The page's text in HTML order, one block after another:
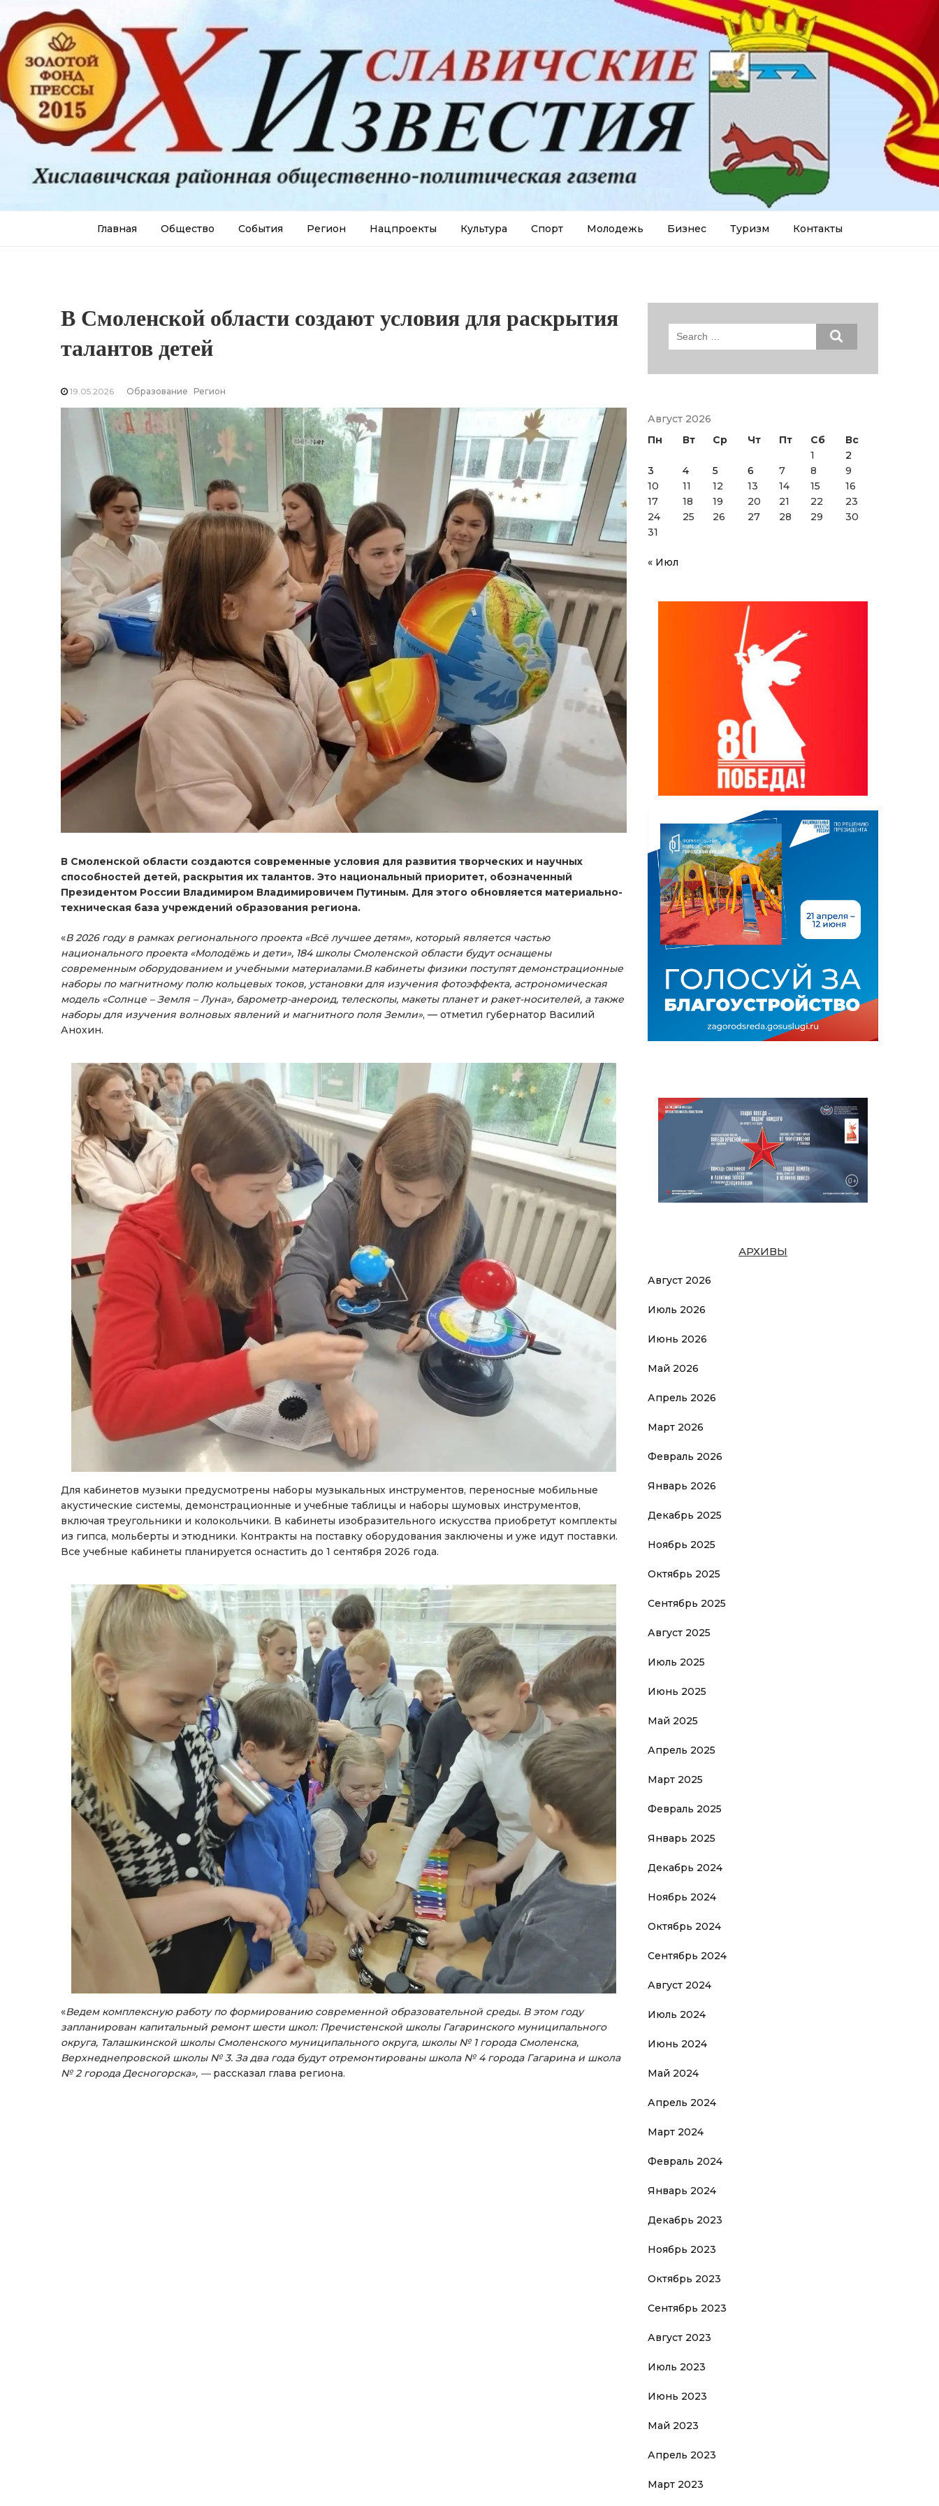
Главная Общество События Регион Нацпроекты Культура Спорт Молодежь Бизнес Туризм Контакты
В Смоленской области создают условия для раскрытия
талантов детей
19.05.2026 Образование Регион
В Смоленской области создаются современные условия для развития творческих и научных
способностей детей, раскрытия их талантов. Это национальный приоритет, обозначенный
Президентом России Владимиром Владимировичем Путиным. Для этого обновляется материально-
техническая база учреждений образования региона.
«В 2026 году в рамках регионального проекта «Всё лучшее детям», который является частью
национального проекта «Молодёжь и дети», 184 школы Смоленской области будут оснащены
современным оборудованием и учебными материалами.В кабинеты физики поступят демонстрационные
наборы по магнитному полю кольцевых токов, установки для изучения фотоэффекта, астрономическая
модель «Солнце – Земля – Луна», барометр-анероид, телескопы, макеты планет и ракет-носителей, а также
наборы для изучения волновых явлений и магнитного поля Земли», — отметил губернатор Василий
Анохин.
Для кабинетов музыки предусмотрены наборы музыкальных инструментов, переносные мобильные
акустические системы, демонстрационные и учебные таблицы и наборы шумовых инструментов,
включая треугольники и колокольчики. В кабинеты изобразительного искусства приобретут комплекты
из гипса, мольберты и этюдники. Контракты на поставку оборудования заключены и уже идут поставки.
Все учебные кабинеты планируется оснастить до 1 сентября 2026 года.
«Ведем комплексную работу по формированию современной образовательной среды. В этом году
запланирован капитальный ремонт шести школ: Пречистенской школы Гагаринского муниципального
округа, Талашкинской школы Смоленского муниципального округа, школы № 1 города Смоленска,
Верхнеднепровской школы № 3. За два года будут отремонтированы школа № 4 города Гагарина и школа
№ 2 города Десногорска», — рассказал глава региона.
Search
Август 2026
Пн
Вт Ср Чт Пт Сб
Вс
1
2
3
4 5 6 7 8
9
10
11 12 13 14 15
16
17
18 19 20 21 22
23
24
25 26 27 28 29
30
31
« Июл
АРХИВЫ
Август 2026
Июль 2026
Июнь 2026
Май 2026
Апрель 2026
Март 2026
Февраль 2026
Январь 2026
Декабрь 2025
Ноябрь 2025
Октябрь 2025
Сентябрь 2025
Август 2025
Июль 2025
Июнь 2025
Май 2025
Апрель 2025
Март 2025
Февраль 2025
Январь 2025
Декабрь 2024
Ноябрь 2024
Октябрь 2024
Сентябрь 2024
Август 2024
Июль 2024
Июнь 2024
Май 2024
Апрель 2024
Март 2024
Февраль 2024
Январь 2024
Декабрь 2023
Ноябрь 2023
Октябрь 2023
Сентябрь 2023
Август 2023
Июль 2023
Июнь 2023
Май 2023
Апрель 2023
Март 2023